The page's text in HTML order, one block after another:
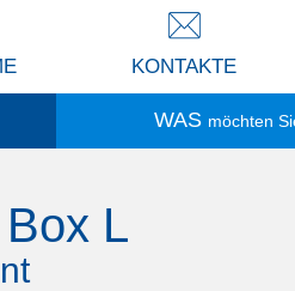
KONTAKTE
Lebensmittel
WAS möchten
L